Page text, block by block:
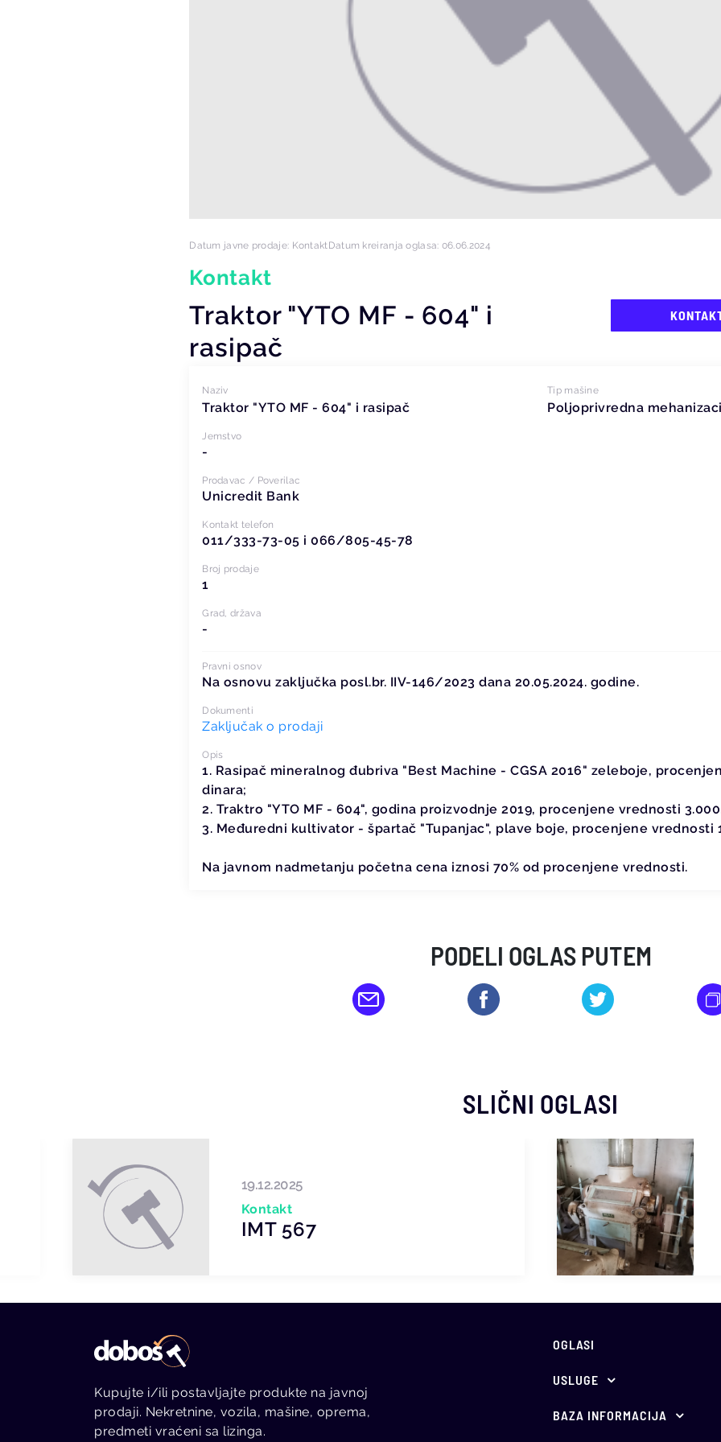
Datum javne prodaje: KontaktDatum kreiranja oglasa: 06.06.2024
Kontakt
Traktor "YTO MF - 604" i
rasipač
Naziv
Traktor "YTO MF - 604" i rasipač
Tip mašine
Poljoprivredna
Jemstvo
-
Prodavac / Poverilac
Unicredit Bank
Kontakt telefon
011/333-73-05 i 066/805-45-78
Broj prodaje
1
Grad, država
-
Pravni osnov
Na osnovu zaključka posl.br. IIV-146/2023 dana 20.05.2024. godine.
Dokumenti
Zaključak o prodaji
Opis
1. Rasipač mineralnog đubriva "Best Machine - CGSA 2016" zeleboje,
dinara;
2. Traktro "YTO MF - 604", godina proizvodnje 2019, procenjene vrednosti
3. Međuredni kultivator - špartač "Tupanjac", plave boje, procenjene vrednosti
Na javnom nadmetanju početna cena iznosi 70% od procenjene vrednosti.
PODELI OGLAS PUTEM
SLIČNI OGLASI
19.12.2025
Kontakt
IMT 567
Kupujte i/ili postavljajte produkte na javnoj
prodaji. Nekretnine, vozila, mašine, oprema,
predmeti vraćeni sa lizinga.
OGLASI
USLUGE
Ponuda za oglašavanje
BAZA INFORMACIJA